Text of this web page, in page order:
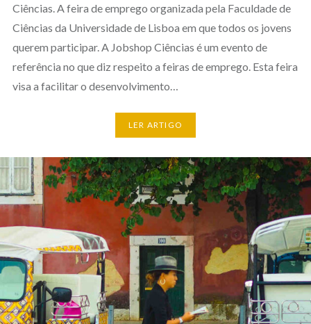
Ciências. A feira de emprego organizada pela Faculdade de
Ciências da Universidade de Lisboa em que todos os jovens
querem participar. A Jobshop Ciências é um evento de
referência no que diz respeito a feiras de emprego. Esta feira
visa a facilitar o desenvolvimento…
LER ARTIGO